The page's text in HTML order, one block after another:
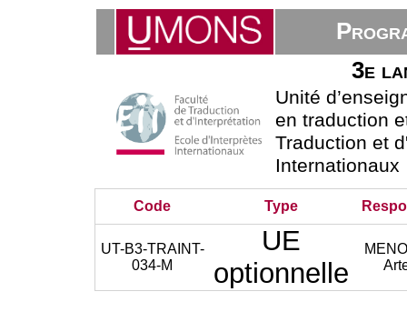
3e
Unité
en traduction
Traduction et
Internationaux
Code Type
UT-B3-TRAINT-
034-M
UE
optionnelle